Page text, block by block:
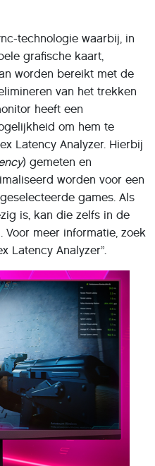
technologie waarbij, in
grafische kaart,
worden bereikt met de
van het trekken
heeft een
om hem te
Latency Analyzer. Hierbij
) gemeten en
worden voor een
games. Als
is, kan die zelfs in de
Voor meer informatie, zoek
Latency Analyzer”.